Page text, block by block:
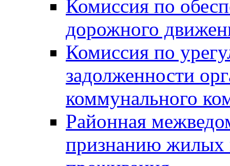
Комиссия по
дорожного
Комиссия по
задолженности
коммунального
Районная
признанию жилых